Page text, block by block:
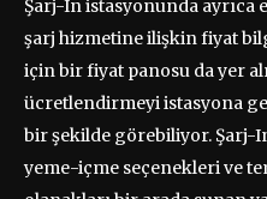
Şarj-In istasyonunda ayrıca
şarj hizmetine ilişkin fiyat
için bir fiyat panosu da yer
ücretlendirmeyi istasyona
bir şekilde görebiliyor. Şarj-
yeme-içme seçenekleri ve